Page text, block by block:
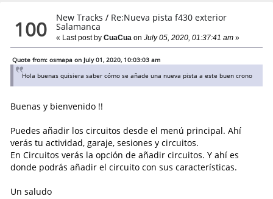
100 New Tracks / Re:Nueva pista f430 exterior
Salamanca
« Last post byCuaCua on July 05, 2020, 01:37:41 am »
Quote from: osmapa on July 01, 2020, 10:03:03 am
Hola buenas quisiera saber cómo se añade una nueva pista a este buen crono
Buenas y bienvenido !!
Puedes añadir los circuitos desde el menú principal. Ahí
verás tu actividad, garaje, sesiones y circuitos.
En Circuitos verás la opción de añadir circuitos. Y ahí es
donde podrás añadir el circuito con sus características.
Un saludo